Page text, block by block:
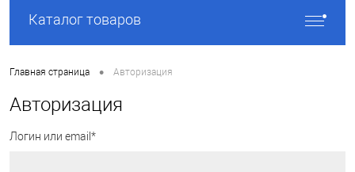
Каталог товаров
Главная страница • Авторизация
Авторизация
Логин или email*